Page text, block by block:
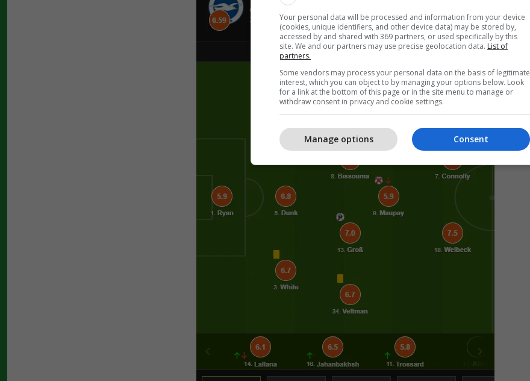
Your personal data will be processed and information from your device
(cookies, unique identifiers, and other device data) may be stored by,
accessed by and shared with 369 partners, or used specifically by this
site. We and our partners may use precise geolocation data. List of
partners.
Some vendors may process your personal data on the basis of legitimate
interest, which you can object to by managing your options below. Look
for a link at the bottom of this page or in the site menu to manage or
withdraw consent in privacy and cookie settings.
Consent
Manage options